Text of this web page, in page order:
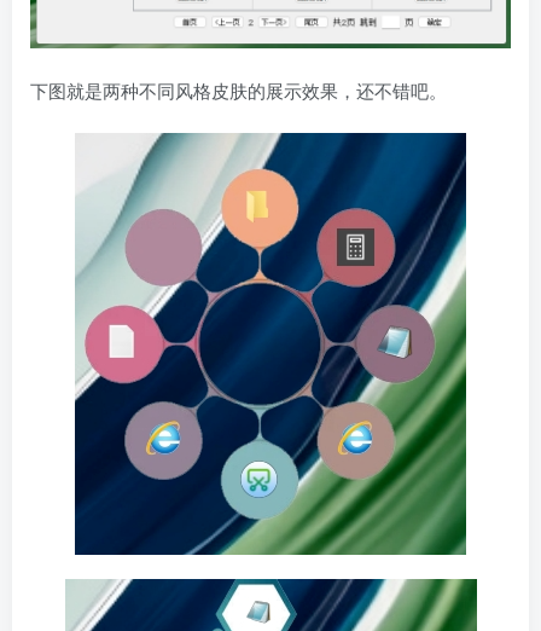
下图就是两种不同风格皮肤的展示效果，还不错吧。